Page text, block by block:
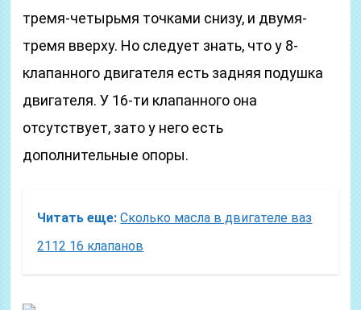
тремя-четырьмя точками снизу, и двумя-
тремя вверху. Но следует знать, что у 8-
клапанного двигателя есть задняя подушка
двигателя. У 16-ти клапанного она
отсутствует, зато у него есть
дополнительные опоры.
Читать еще: Сколько масла в двигателе ваз
2112 16 клапанов